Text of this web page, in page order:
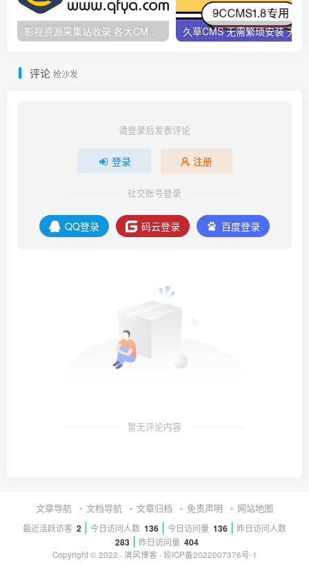
影视资源采集站收录 各大CMS采集资源站网址合集
评论 抢沙发
请登录后发表评论
登录 注册
社交账号登录
QQ登录 码云登录 百度登录
暂无评论内容
文章导航 文档导航 文章归档 免责声明 网站地图
最近活跃访客 2 今日访问人数 136 今日访问量 136 昨日访问人数
283 昨日访问量 404
Copyright © 2022 · 清风博客 · 琼ICP备2022007376号-1